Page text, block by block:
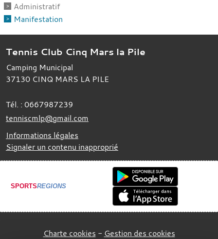
Administratif
Manifestation
Tennis Club Cinq Mars la Pile
Camping Municipal
37130 CINQ MARS LA PILE
Tél. : 0667987239
tenniscmlp@gmail.com
Informations légales
Signaler un contenu inapproprié
SPORTSREGIONS
Charte cookies Gestion des cookies